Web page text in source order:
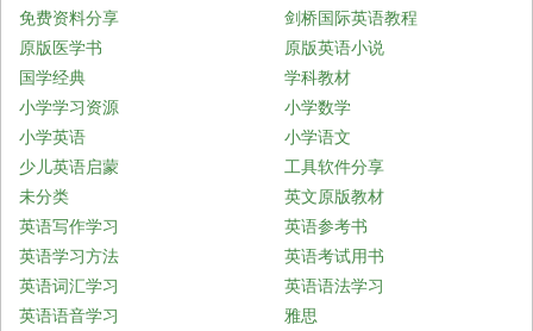
免费资料分享
剑桥国际英语教程
原版医学书
原版英语小说
国学经典
学科教材
小学学习资源
小学数学
小学英语
小学语文
少儿英语启蒙
工具软件分享
未分类
英文原版教材
英语写作学习
英语参考书
英语学习方法
英语考试用书
英语词汇学习
英语语法学习
英语语音学习
雅思